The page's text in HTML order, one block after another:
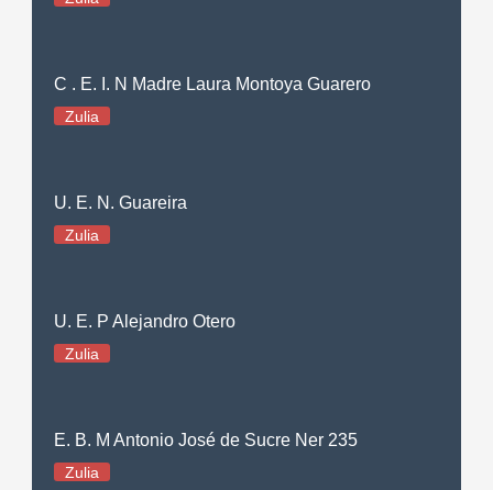
C . E. I. N Madre Laura Montoya Guarero
Zulia
U. E. N. Guareira
Zulia
U. E. P Alejandro Otero
Zulia
E. B. M Antonio José de Sucre Ner 235
Zulia